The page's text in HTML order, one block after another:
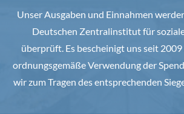
Unser Ausgaben und Einnahmen
Deutschen Zentralinstitut für
überprüft. Es bescheinigt uns seit
ordnungsgemäße Verwendung der
wir zum Tragen des entsprechenden